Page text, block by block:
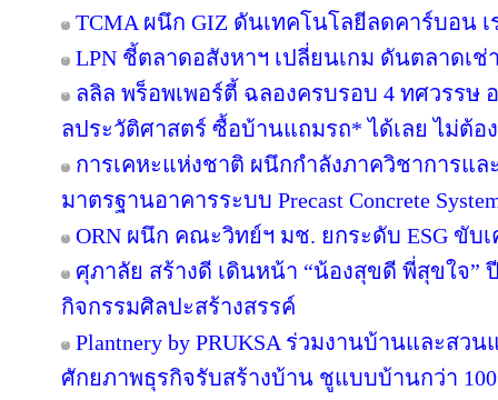
TCMA ผนึก GIZ ดันเทคโนโลยีลดคาร์บอน เ
LPN ชี้ตลาดอสังหาฯ เปลี่ยนเกม ดันตลาดเ
ลลิล พร็อพเพอร์ตี้ ฉลองครบรอบ 4 ทศวรรษ
ลประวัติศาสตร์ ซื้อบ้านแถมรถ* ได้เลย ไม่ต้อ
การเคหะแห่งชาติ ผนึกกำลังภาควิชาการแ
มาตรฐานอาคารระบบ Precast Concrete
ORN ผนึก คณะวิทย์ฯ มช. ยกระดับ ESG ขับ
ศุภาลัย สร้างดี เดินหน้า “น้องสุขดี พี่สุขใจ”
กิจกรรมศิลปะสร้างสรรค์
Plantnery by PRUKSA ร่วมงานบ้านและสวน
ศักยภาพธุรกิจรับสร้างบ้าน ชูแบบบ้านกว่า